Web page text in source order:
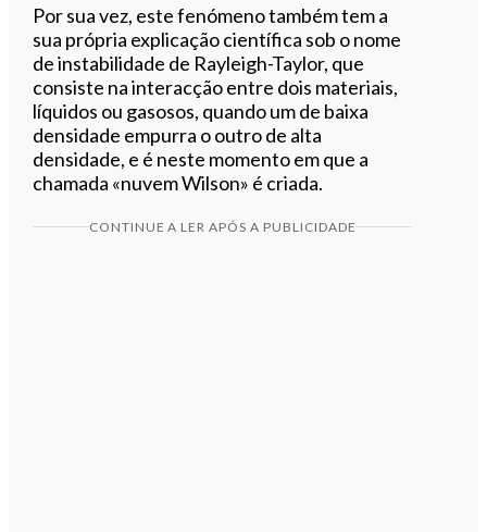
Por sua vez, este fenómeno também tem a
sua própria explicação científica sob o nome
de instabilidade de Rayleigh-Taylor, que
consiste na interacção entre dois materiais,
líquidos ou gasosos, quando um de baixa
densidade empurra o outro de alta
densidade, e é neste momento em que a
chamada «nuvem Wilson» é criada.
CONTINUE A LER APÓS A PUBLICIDADE